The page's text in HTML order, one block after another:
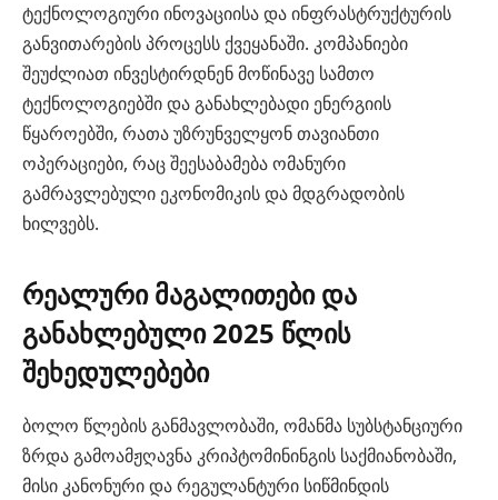
ტექნოლოგიური ინოვაციისა და ინფრასტრუქტურის
განვითარების პროცესს ქვეყანაში. კომპანიები
შეუძლიათ ინვესტირდნენ მოწინავე სამთო
ტექნოლოგიებში და განახლებადი ენერგიის
წყაროებში, რათა უზრუნველყონ თავიანთი
ოპერაციები, რაც შეესაბამება ომანური
გამრავლებული ეკონომიკის და მდგრადობის
ხილვებს.
რეალური მაგალითები და
განახლებული 2025 წლის
შეხედულებები
ბოლო წლების განმავლობაში, ომანმა სუბსტანციური
ზრდა გამოამჟღავნა კრიპტომინინგის საქმიანობაში,
მისი კანონური და რეგულანტური სიწმინდის